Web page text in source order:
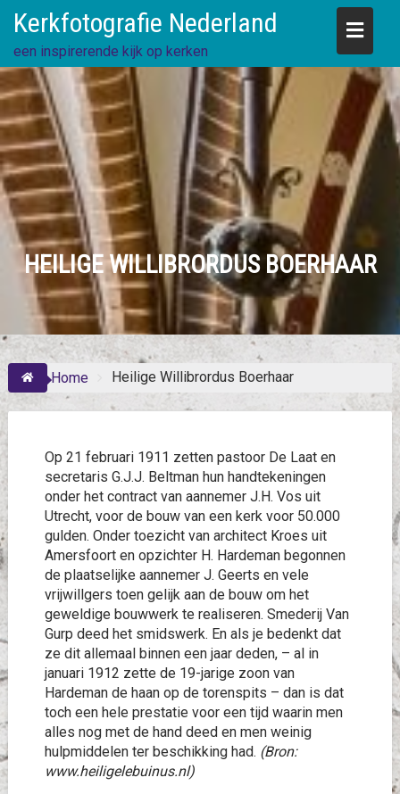
content
Kerkfotografie Nederland
een inspirerende kijk op kerken
HEILIGE WILLIBRORDUS BOERHAAR
Home Heilige Willibrordus Boerhaar
Op 21 februari 1911 zetten pastoor De Laat en
secretaris G.J.J. Beltman hun handtekeningen
onder het contract van aannemer J.H. Vos uit
Utrecht, voor de bouw van een kerk voor 50.000
gulden. Onder toezicht van architect Kroes uit
Amersfoort en opzichter H. Hardeman begonnen
de plaatselijke aannemer J. Geerts en vele
vrijwillgers toen gelijk aan de bouw om het
geweldige bouwwerk te realiseren. Smederij Van
Gurp deed het smidswerk. En als je bedenkt dat
ze dit allemaal binnen een jaar deden, – al in
januari 1912 zette de 19-jarige zoon van
Hardeman de haan op de torenspits – dan is dat
toch een hele prestatie voor een tijd waarin men
alles nog met de hand deed en men weinig
hulpmiddelen ter beschikking had. (Bron:
www.heiligelebuinus.nl)